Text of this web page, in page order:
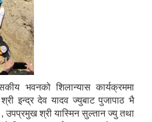
भवनको शिलान्यास कार्यक्रममा
इन्द्र देव यादव ज्युबाट पुजापाठ भै
उपप्रमुख श्री यास्मिन सुल्तान ज्यु तथा